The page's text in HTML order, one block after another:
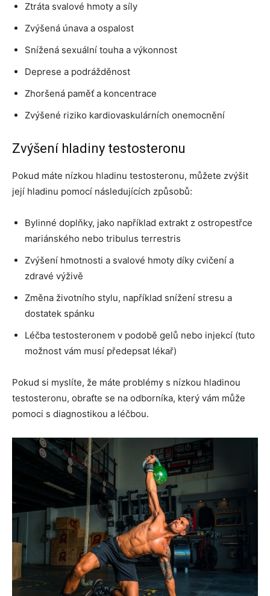
Ztráta svalové hmoty a síly
Zvýšená únava a ospalost
Snížená sexuální touha a výkonnost
Deprese a podrážděnost
Zhoršená paměť a koncentrace
Zvýšené riziko kardiovaskulárních onemocnění
Zvýšení hladiny testosteronu
Pokud máte nízkou hladinu testosteronu, můžete zvýšit
její hladinu pomocí následujících způsobů:
Bylinné doplňky, jako například extrakt z ostropestřce
mariánského nebo tribulus terrestris
Zvýšení hmotnosti a svalové hmoty díky cvičení a
zdravé výživě
Změna životního stylu, například snížení stresu a
dostatek spánku
Léčba testosteronem v podobě gelů nebo injekcí (tuto
možnost vám musí předepsat lékař)
Pokud si myslíte, že máte problémy s nízkou hladinou
testosteronu, obraťte se na odborníka, který vám může
pomoci s diagnostikou a léčbou.